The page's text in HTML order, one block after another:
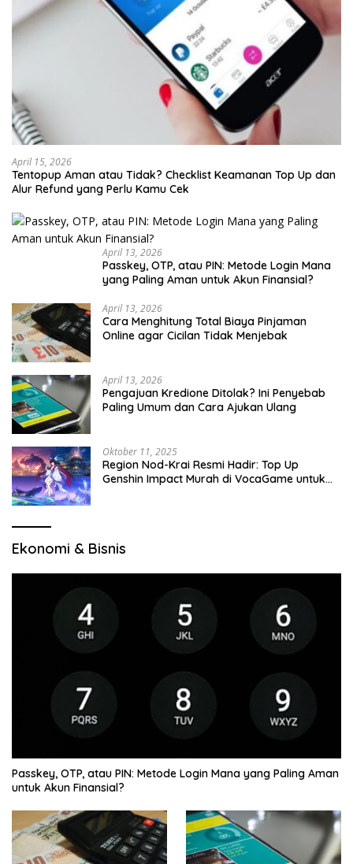
April 15, 2026
Tentopup Aman atau Tidak? Checklist Keamanan Top Up dan
Alur Refund yang Perlu Kamu Cek
April 13, 2026
Passkey, OTP, atau PIN: Metode Login Mana
yang Paling Aman untuk Akun Finansial?
April 13, 2026
Cara Menghitung Total Biaya Pinjaman
Online agar Cicilan Tidak Menjebak
April 13, 2026
Pengajuan Kredione Ditolak? Ini Penyebab
Paling Umum dan Cara Ajukan Ulang
Oktober 11, 2025
Region Nod-Krai Resmi Hadir: Top Up
Genshin Impact Murah di VocaGame untuk
Ekonomi & Bisnis
Passkey, OTP, atau PIN: Metode Login Mana yang Paling Aman
untuk Akun Finansial?